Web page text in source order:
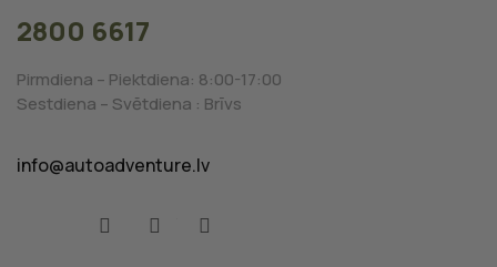
2800 6617
Pirmdiena – Piektdiena: 8:00-17:00
Sestdiena – Svētdiena : Brīvs
info@autoadventure.lv
FacebookYouTube